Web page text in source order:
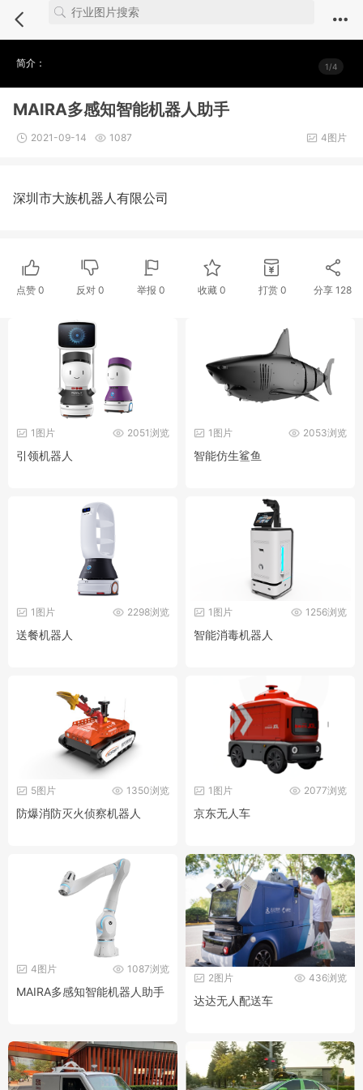
Notice : Undefined index: comment_module in
/webdata/new.iuvs.c
1/4
简介：
MAIRA多感知智能机器人助手
2021-09-14 1087 4图片
深圳市大族机器人有限公司
点赞 0 反对0 举报 0 收藏 0 打赏 0 分享128
2051浏览
1图片
引领机器人
2053浏览
1图片
智能仿生鲨鱼
2298浏览
1图片
送餐机器人
1256浏览
1图片
智能消毒机器人
1350浏览
5图片
防爆消防灭火侦察机器人
2077浏览
1图片
京东无人车
1087浏览
4图片
MAIRA多感知智能机器人助手
436浏览
2图片
达达无人配送车